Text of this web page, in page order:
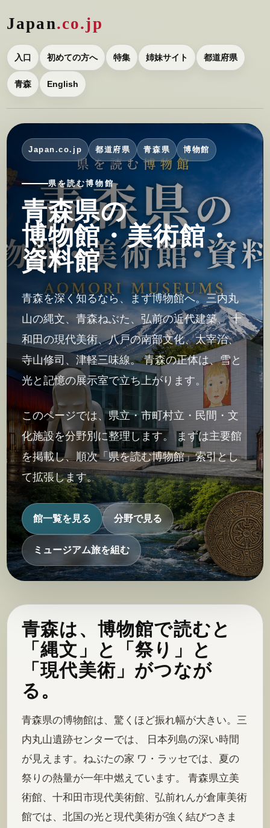
Japan.co.jp
入口 初めての方へ 特集 姉妹サイト 都道府県
青森 English
Japan.co.jp 都道府県 青森県 博物館
県を読む博物館
青森県の
博物館・美術館・
資料館
青森を深く知るなら、まず博物館へ。三内丸
山の縄文、青森ねぶた、弘前の近代建築、 十
和田の現代美術、八戸の南部文化、太宰治、
寺山修司、津軽三味線。 青森の正体は、雪と
光と記憶の展示室で立ち上がります。
このページでは、県立・市町村立・民間・文
化施設を分野別に整理します。 まずは主要館
を掲載し、順次「県を読む博物館」索引とし
て拡張します。
館一覧を見る 分野で見る
ミュージアム旅を組む
青森は、博物館で読むと
「縄文」と「祭り」と
「現代美術」がつなが
る。
青森県の博物館は、驚くほど振れ幅が大きい。三
内丸山遺跡センターでは、 日本列島の深い時間
が見えます。ねぶたの家 ワ・ラッセでは、夏の
祭りの熱量が一年中燃えています。 青森県立美
術館、十和田市現代美術館、弘前れんが倉庫美術
館では、北国の光と現代美術が強く結びつきま